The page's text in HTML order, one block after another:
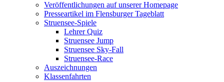
Veröffentlichungen auf unserer Homepage
Presseartikel im Flensburger Tageblatt
Struensee-Spiele
Lehrer Quiz
Struensee Jump
Struensee Sky-Fall
Struensee-Race
Auszeichnungen
Klassenfahrten